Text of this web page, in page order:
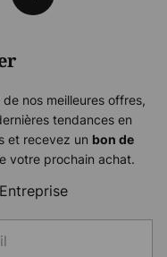
nos meilleures offres,
tendances en
et recevez un bon de
votre prochain achat.